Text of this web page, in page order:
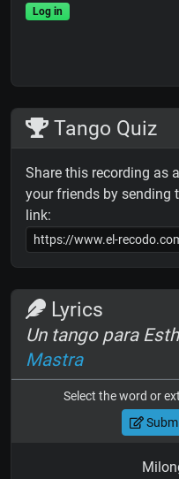
Log in
Tango Quiz
Share this recording as
your friends by sending
link:
Lyrics
Un tango para
Mastra
Select the word or